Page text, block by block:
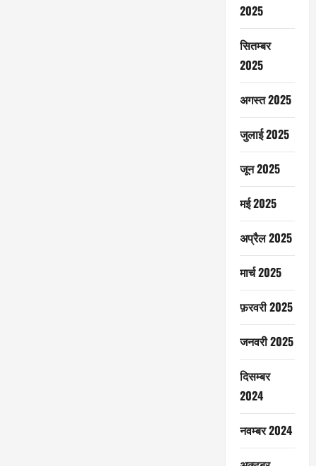
2025
सितम्बर
2025
अगस्त 2025
जुलाई 2025
जून 2025
मई 2025
अप्रैल 2025
मार्च 2025
फ़रवरी 2025
जनवरी 2025
दिसम्बर
2024
नवम्बर 2024